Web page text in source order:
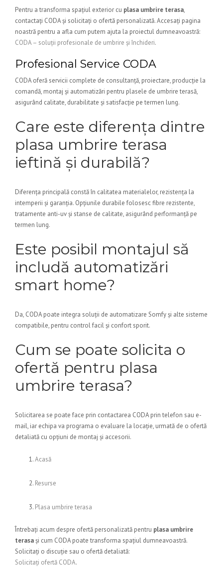
Pentru a transforma spațiul exterior cu plasa umbrire terasa,
contactați CODA și solicitați o ofertă personalizată. Accesați pagina
noastră pentru a afla cum putem ajuta la proiectul dumneavoastră:
CODA – soluții profesionale de umbrire și închideri.
Profesional Service CODA
CODA oferă servicii complete de consultanță, proiectare, producție la
comandă, montaj și automatizări pentru plasele de umbrire terasă,
asigurând calitate, durabilitate și satisfacție pe termen lung.
Care este diferența dintre
plasa umbrire terasa
ieftină și durabilă?
Diferența principală constă în calitatea materialelor, rezistența la
intemperii și garanția. Opțiunile durabile folosesc fibre rezistente,
tratamente anti-uv și stanse de calitate, asigurând performanță pe
termen lung.
Este posibil montajul să
includă automatizări
smart home?
Da, CODA poate integra soluții de automatizare Somfy și alte sisteme
compatibile, pentru control facil și confort sporit.
Cum se poate solicita o
ofertă pentru plasa
umbrire terasa?
Solicitarea se poate face prin contactarea CODA prin telefon sau e-
mail, iar echipa va programa o evaluare la locație, urmată de o ofertă
detaliată cu opțiuni de montaj și accesorii.
Acasă
Resurse
Plasa umbrire terasa
Întrebați acum despre ofertă personalizată pentru plasa umbrire
terasași cum CODA poate transforma spațiul dumneavoastră.
Solicitați o discuție sau o ofertă detaliată:
Solicitați ofertă CODA.